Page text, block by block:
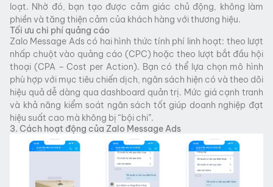
loạt. Nhờ đó, bạn tạo được cảm giác chủ động, không làm
phiền và tăng thiện cảm của khách hàng với thương hiệu.
Tối ưu chi phí quảng cáo
Zalo Message Ads có hai hình thức tính phí linh hoạt: theo lượt
nhấp chuột vào quảng cáo (CPC) hoặc theo lượt bắt đầu hội
thoại (CPA – Cost per Action). Bạn có thể lựa chọn mô hình
phù hợp với mục tiêu chiến dịch, ngân sách hiện có và theo dõi
hiệu quả dễ dàng qua dashboard quản trị. Mức giá cạnh tranh
và khả năng kiểm soát ngân sách tốt giúp doanh nghiệp đạt
hiệu suất cao mà không bị “bội chi”.
3. Cách hoạt động của Zalo Message Ads